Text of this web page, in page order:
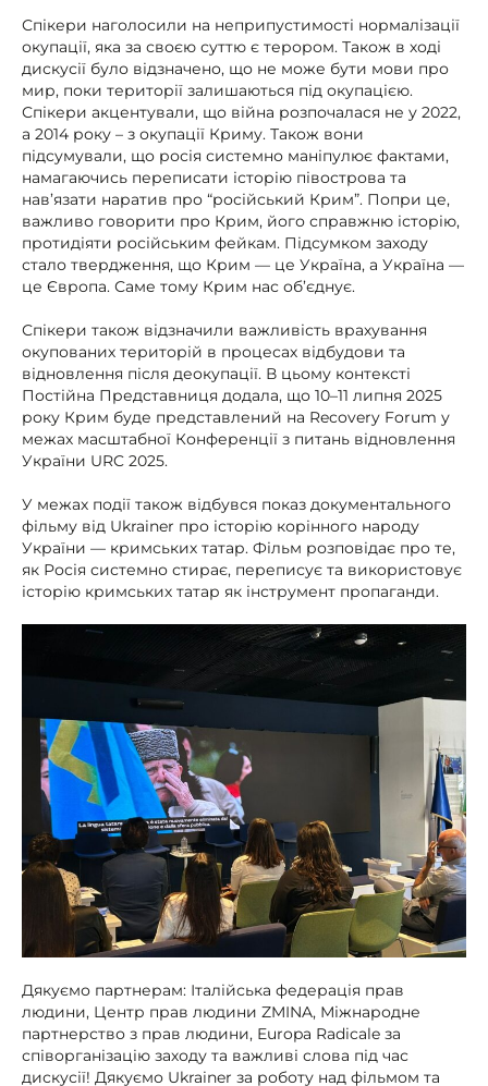
Спікери наголосили на неприпустимості нормалізації
окупації, яка за своєю суттю є терором. Також в ході
дискусії було відзначено, що не може бути мови про
мир, поки території залишаються під окупацією.
Спікери акцентували, що війна розпочалася не у 2022,
а 2014 року – з окупації Криму. Також вони
підсумували, що росія системно маніпулює фактами,
намагаючись переписати історію півострова та
нав’язати наратив про “російський Крим”. Попри це,
важливо говорити про Крим, його справжню історію,
протидіяти російським фейкам. Підсумком заходу
стало твердження, що Крим — це Україна, а Україна —
це Європа. Саме тому Крим нас об’єднує.
Спікери також відзначили важливість врахування
окупованих територій в процесах відбудови та
відновлення після деокупації. В цьому контексті
Постійна Представниця додала, що 10–11 липня 2025
року Крим буде представлений на Recovery Forum у
межах масштабної Конференції з питань відновлення
України URC 2025.
У межах події також відбувся показ документального
фільму від Ukrainer про історію корінного народу
України — кримських татар. Фільм розповідає про те,
як Росія системно стирає, переписує та використовує
історію кримських татар як інструмент пропаганди.
Дякуємо партнерам: Італійська федерація прав
людини, Центр прав людини ZMINA, Міжнародне
партнерство з прав людини, Europa Radicale за
співорганізацію заходу та важливі слова під час
дискусії! Дякуємо Ukrainer за роботу над фільмом та